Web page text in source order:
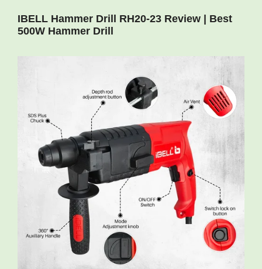
IBELL Hammer Drill RH20-23 Review | Best
500W Hammer Drill